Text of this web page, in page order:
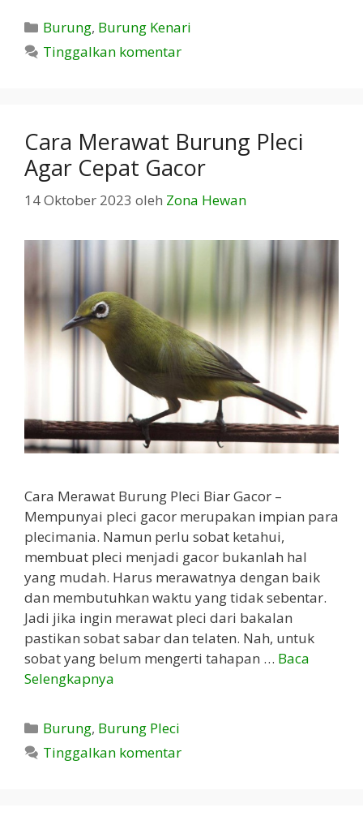
Kategori
Burung, Burung Kenari
Tinggalkan komentar
Cara Merawat Burung Pleci
Agar Cepat Gacor
14 Oktober 2023 oleh Zona Hewan
Cara Merawat Burung Pleci Biar Gacor –
Mempunyai pleci gacor merupakan impian para
plecimania. Namun perlu sobat ketahui,
membuat pleci menjadi gacor bukanlah hal
yang mudah. Harus merawatnya dengan baik
dan membutuhkan waktu yang tidak sebentar.
Jadi jika ingin merawat pleci dari bakalan
pastikan sobat sabar dan telaten. Nah, untuk
sobat yang belum mengerti tahapan … Baca
Selengkapnya
Kategori
Burung, Burung Pleci
Tinggalkan komentar